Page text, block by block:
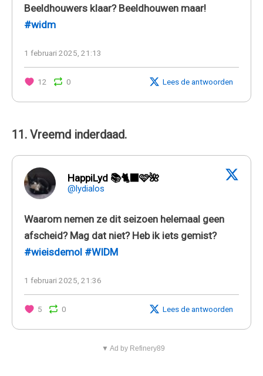
Beeldhouwers klaar? Beeldhouwen maar!
#widm
1 februari 2025, 21:13
12 0 Lees de antwoorden
11. Vreemd inderdaad.
HappiLyd 📚🐈‍⬛🩷🌺
@lydialos
Waarom nemen ze dit seizoen helemaal geen
afscheid? Mag dat niet? Heb ik iets gemist?
#wieisdemol #WIDM
1 februari 2025, 21:36
5 0 Lees de antwoorden
▼ Ad by Refinery89